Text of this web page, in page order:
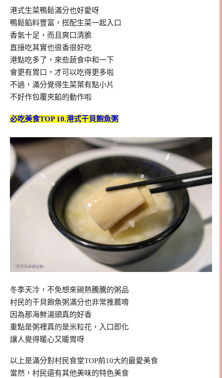
港式生菜鴨鬆滿分也好愛呀
鴨鬆餡料豐富，搭配生菜一起入口
香氣十足，而且爽口清脆
直接吃其實也很香很好吃
港點吃多了，來些蔬食中和一下
會更有胃口，才可以吃得更多啦
不過，滿分覺得生菜葉有點小片
不好作包覆夾餡的動作啦
必吃美食TOP 10.港式干貝飽魚粥
冬季天冷，不免想來碗熱騰騰的粥品
村民的干貝飽魚粥滿分也非常推薦唷
因為那海鮮湯頭真的好香
重點是粥裡真的是米粒花，入口即化
讓人覺得暖心又暖胃呀
以上是滿分對村民食堂TOP前10大的最愛美食
當然，村民還有其他美味的特色美食